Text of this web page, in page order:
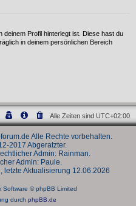
deinem Profil hinterlegt ist. Diese hast du
in deinem persönlichen Bereich
Alle Zeiten sind UTC+02:00
Alle Rechte vorbehalten.
2017 Abgeratzter.
Admin: Rainman.
Admin: Paule.
letzte Aktualisierung 12.06.2026
Software © phpBB Limited
durch phpBB.de